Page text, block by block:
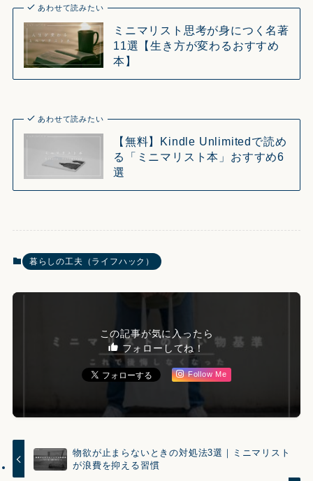
あわせて読みたい
ミニマリスト思考が身につく名著
11選【生き方が変わるおすすめ
本】
あわせて読みたい
【無料】Kindle Unlimitedで読め
る「ミニマリスト本」おすすめ6
選
暮らしの工夫（ライフハック）
この記事が気に入ったら
フォローしてね！
Follow Me
物欲が止まらないときの対処法3選｜ミニマリスト
が浪費を抑える習慣